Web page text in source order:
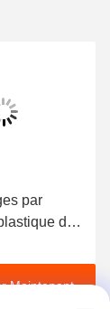
par
de
pièces
Maintenant